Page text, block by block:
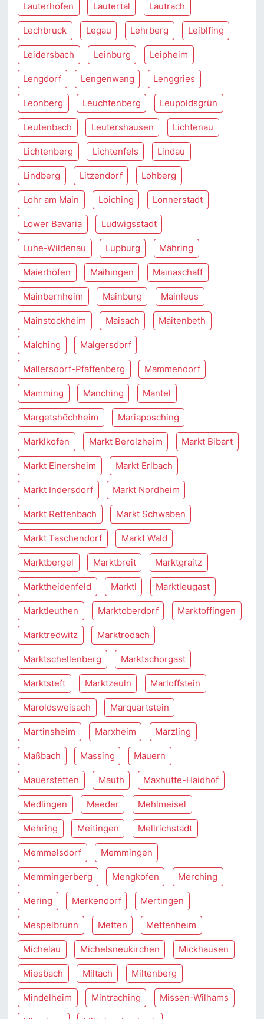
Lauterhofen Lautertal Lautrach
Lechbruck Legau Lehrberg Leiblfing
Leidersbach Leinburg Leipheim
Lengdorf Lengenwang Lenggries
Leonberg Leuchtenberg Leupoldsgrün
Leutenbach Leutershausen Lichtenau
Lichtenberg Lichtenfels Lindau
Lindberg Litzendorf Lohberg
Lohr am Main Loiching Lonnerstadt
Lower Bavaria Ludwigsstadt
Luhe-Wildenau Lupburg Mähring
Maierhöfen Maihingen Mainaschaff
Mainbernheim Mainburg Mainleus
Mainstockheim Maisach Maitenbeth
Malching Malgersdorf
Mallersdorf-Pfaffenberg Mammendorf
Mamming Manching Mantel
Margetshöchheim Mariaposching
Marklkofen Markt Berolzheim Markt Bibart
Markt Einersheim Markt Erlbach
Markt Indersdorf Markt Nordheim
Markt Rettenbach Markt Schwaben
Markt Taschendorf Markt Wald
Marktbergel Marktbreit Marktgraitz
Marktheidenfeld Marktl Marktleugast
Marktleuthen Marktoberdorf Marktoffingen
Marktredwitz Marktrodach
Marktschellenberg Marktschorgast
Marktsteft Marktzeuln Marloffstein
Maroldsweisach Marquartstein
Martinsheim Marxheim Marzling
Maßbach Massing Mauern
Mauerstetten Mauth Maxhütte-Haidhof
Medlingen Meeder Mehlmeisel
Mehring Meitingen Mellrichstadt
Memmelsdorf Memmingen
Memmingerberg Mengkofen Merching
Mering Merkendorf Mertingen
Mespelbrunn Metten Mettenheim
Michelau Michelsneukirchen Mickhausen
Miesbach Miltach Miltenberg
Mindelheim Mintraching Missen-Wilhams